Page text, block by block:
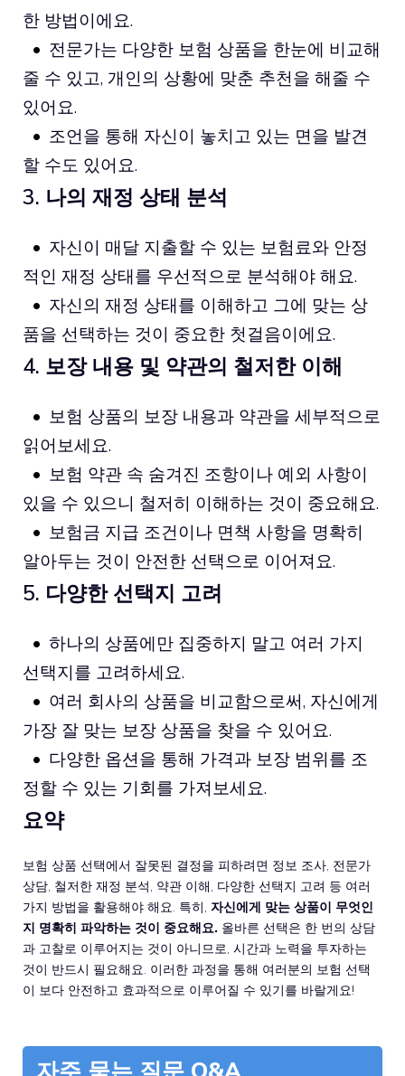
한 방법이에요.
전문가는 다양한 보험 상품을 한눈에 비교해
줄 수 있고, 개인의 상황에 맞춘 추천을 해줄 수
있어요.
조언을 통해 자신이 놓치고 있는 면을 발견
할 수도 있어요.
3. 나의 재정 상태 분석
자신이 매달 지출할 수 있는 보험료와 안정
적인 재정 상태를 우선적으로 분석해야 해요.
자신의 재정 상태를 이해하고 그에 맞는 상
품을 선택하는 것이 중요한 첫걸음이에요.
4. 보장 내용 및 약관의 철저한 이해
보험 상품의 보장 내용과 약관을 세부적으로
읽어보세요.
보험 약관 속 숨겨진 조항이나 예외 사항이
있을 수 있으니 철저히 이해하는 것이 중요해요.
보험금 지급 조건이나 면책 사항을 명확히
알아두는 것이 안전한 선택으로 이어져요.
5. 다양한 선택지 고려
하나의 상품에만 집중하지 말고 여러 가지
선택지를 고려하세요.
여러 회사의 상품을 비교함으로써, 자신에게
가장 잘 맞는 보장 상품을 찾을 수 있어요.
다양한 옵션을 통해 가격과 보장 범위를 조
정할 수 있는 기회를 가져보세요.
요약
보험 상품 선택에서 잘못된 결정을 피하려면 정보 조사, 전문가
상담, 철저한 재정 분석, 약관 이해, 다양한 선택지 고려 등 여러
가지 방법을 활용해야 해요. 특히, 자신에게 맞는 상품이 무엇인
지 명확히 파악하는 것이 중요해요. 올바른 선택은 한 번의 상담
과 고찰로 이루어지는 것이 아니므로, 시간과 노력을 투자하는
것이 반드시 필요해요. 이러한 과정을 통해 여러분의 보험 선택
이 보다 안전하고 효과적으로 이루어질 수 있기를 바랄게요!